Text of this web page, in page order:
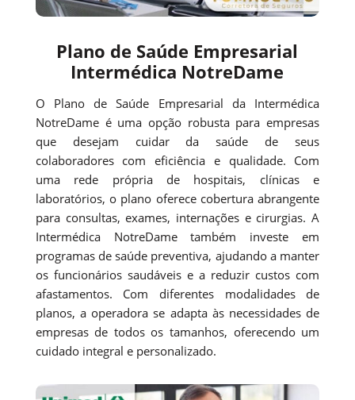
Plano de Saúde Empresarial
Intermédica NotreDame
O Plano de Saúde Empresarial da Intermédica
NotreDame é uma opção robusta para empresas
que desejam cuidar da saúde de seus
colaboradores com eficiência e qualidade. Com
uma rede própria de hospitais, clínicas e
laboratórios, o plano oferece cobertura abrangente
para consultas, exames, internações e cirurgias. A
Intermédica NotreDame também investe em
programas de saúde preventiva, ajudando a manter
os funcionários saudáveis e a reduzir custos com
afastamentos. Com diferentes modalidades de
planos, a operadora se adapta às necessidades de
empresas de todos os tamanhos, oferecendo um
cuidado integral e personalizado.